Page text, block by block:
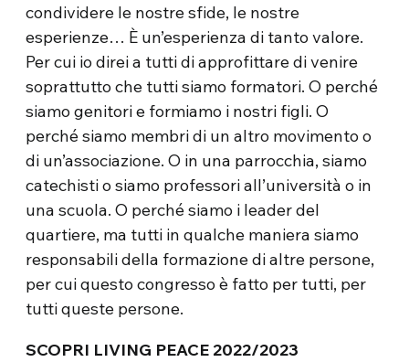
condividere le nostre sfide, le nostre
esperienze… È un’esperienza di tanto valore.
Per cui io direi a tutti di approfittare di venire
soprattutto che tutti siamo formatori. O perché
siamo genitori e formiamo i nostri figli. O
perché siamo membri di un altro movimento o
di un’associazione. O in una parrocchia, siamo
catechisti o siamo professori all’università o in
una scuola. O perché siamo i leader del
quartiere, ma tutti in qualche maniera siamo
responsabili della formazione di altre persone,
per cui questo congresso è fatto per tutti, per
tutti queste persone.
SCOPRI LIVING PEACE 2022/2023